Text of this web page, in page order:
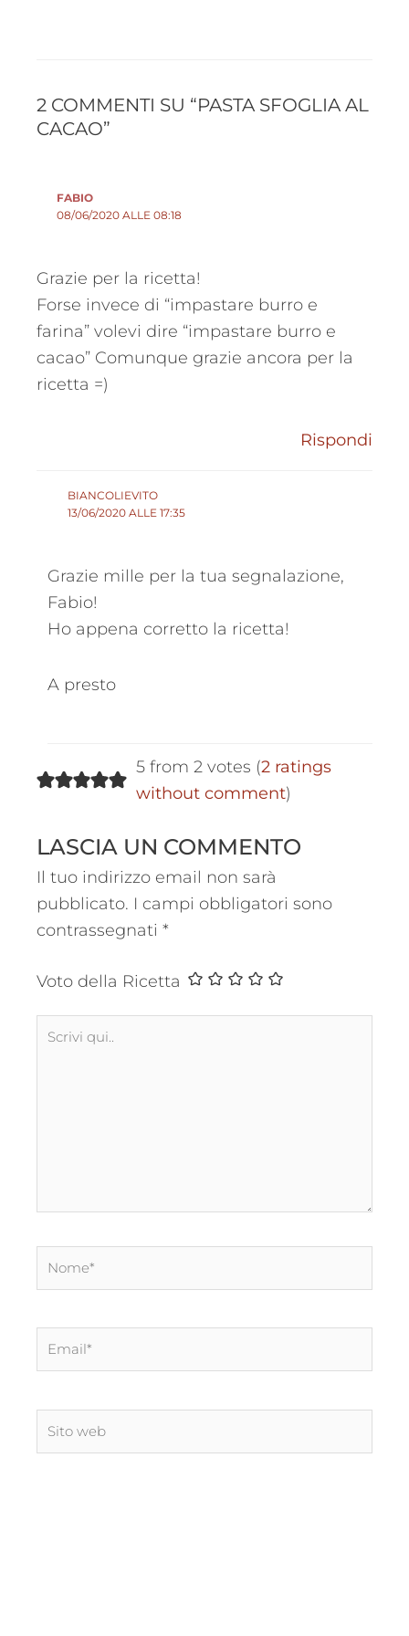
2 COMMENTI SU “PASTA SFOGLIA AL
CACAO”
FABIO
08/06/2020 ALLE 08:18
Grazie per la ricetta!
Forse invece di “impastare burro e
farina” volevi dire “impastare burro e
cacao” Comunque grazie ancora per la
ricetta =)
Rispondi
BIANCOLIEVITO
13/06/2020 ALLE 17:35
Grazie mille per la tua segnalazione,
Fabio!
Ho appena corretto la ricetta!
A presto
5 from 2 votes (2 ratings
without comment)
LASCIA UN COMMENTO
Il tuo indirizzo email non sarà
pubblicato. I campi obbligatori sono
contrassegnati *
Voto della Ricetta
Scrivi
Nome*
Email*
Sito
web